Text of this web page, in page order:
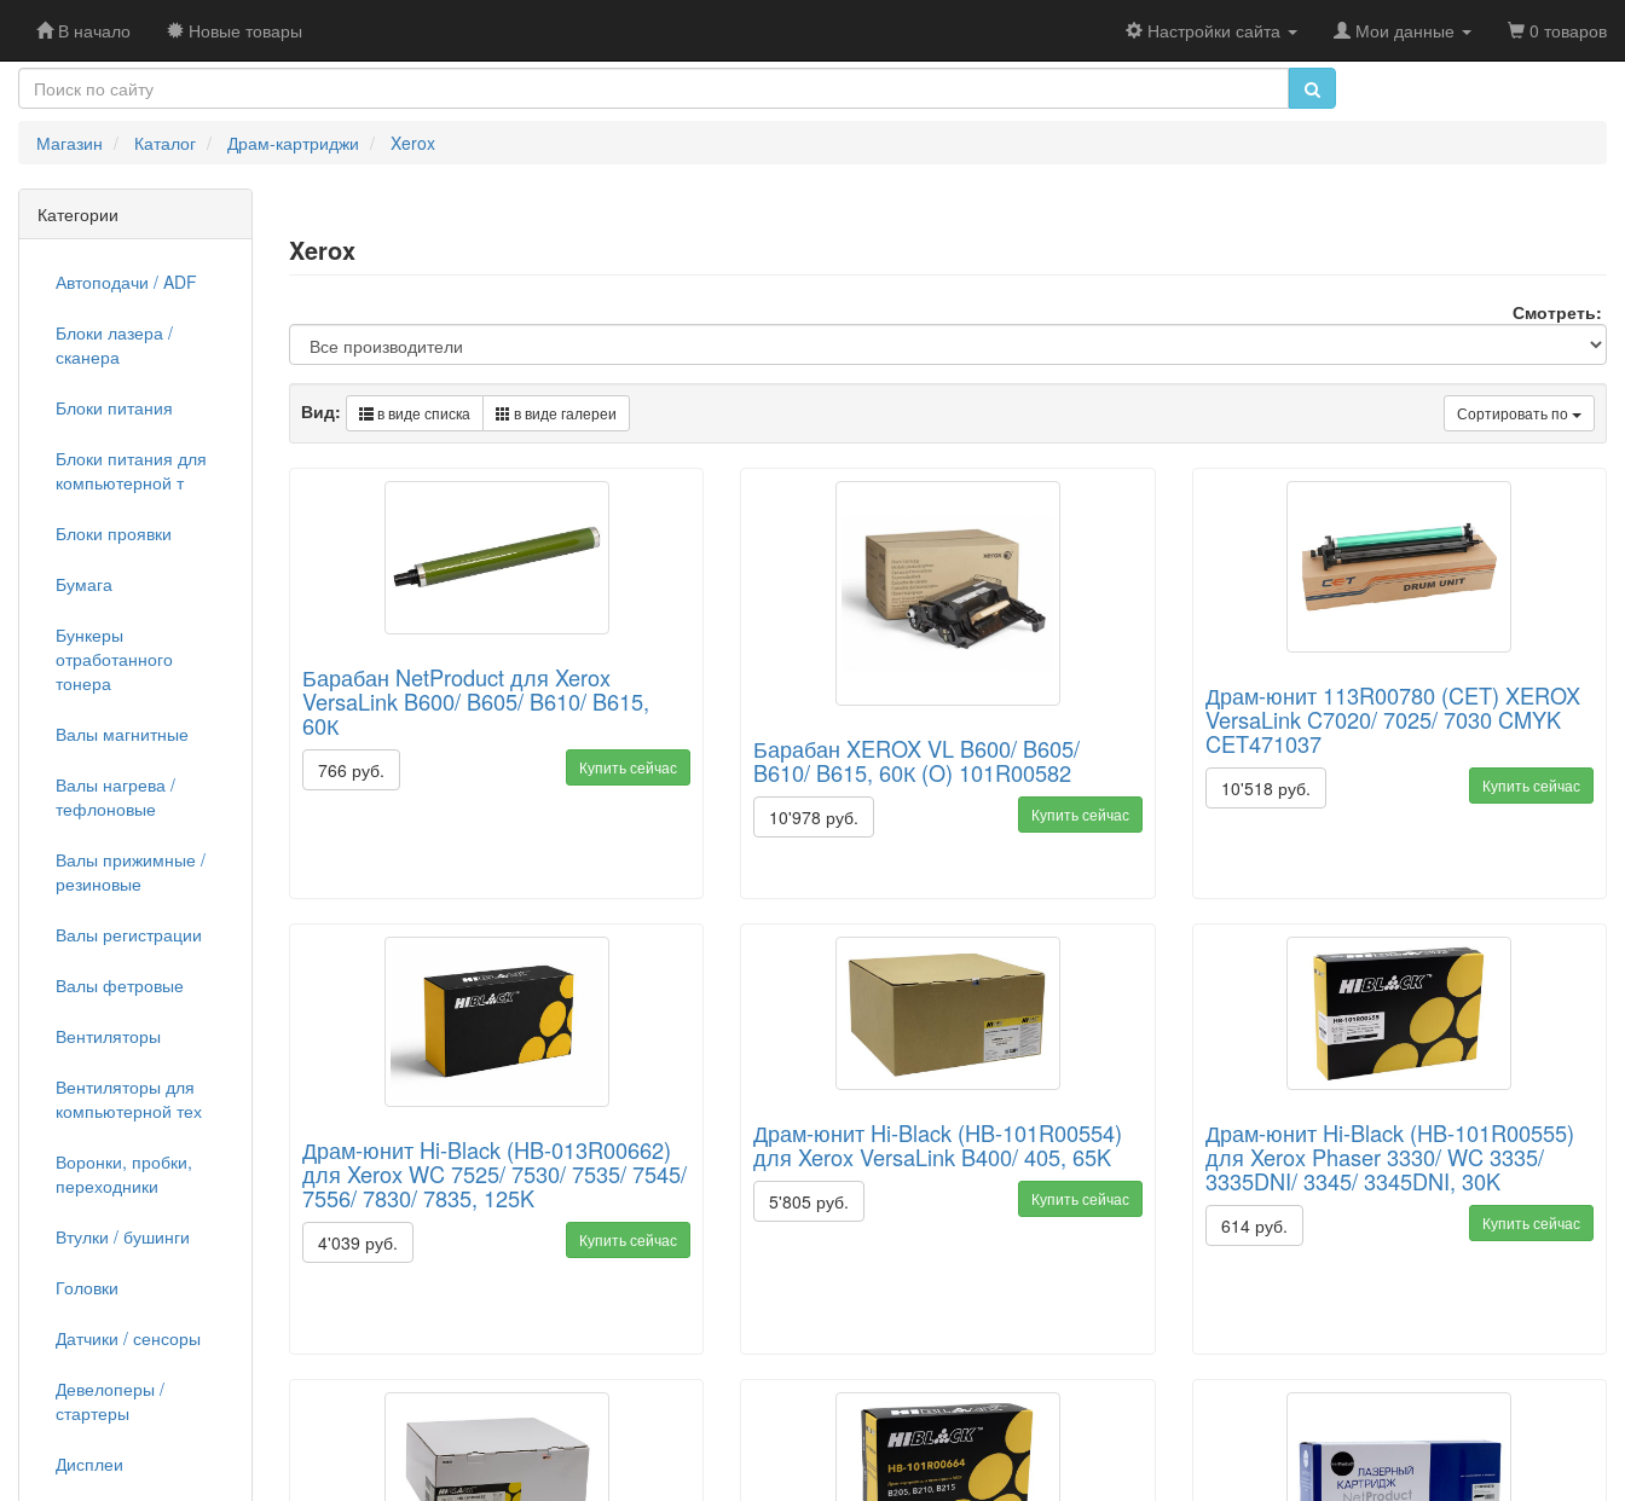
В начало Новые товары Настройки сайта Мои данные 0 товаров
Магазин Каталог Драм-картриджи Xerox
Xerox
Смотреть:
Сортировать по
Вид: в виде списка в виде галереи
Барабан NetProduct для Xerox
VersaLink B600/ B605/ B610/ B615,
60К
766 руб. Купить сейчас
Барабан XEROX VL B600/ B605/
B610/ B615, 60К (O) 101R00582
10'978 руб. Купить сейчас
Драм-юнит 113R00780 (CET) XEROX
VersaLink C7020/ 7025/ 7030 CMYK
CET471037
10'518 руб. Купить сейчас
Драм-юнит Hi-Black (HB-013R00662)
для Xerox WC 7525/ 7530/ 7535/ 7545/
7556/ 7830/ 7835, 125K
4'039 руб. Купить сейчас
Драм-юнит Hi-Black (HB-101R00554)
для Xerox VersaLink B400/ 405, 65K
5'805 руб. Купить сейчас
Драм-юнит Hi-Black (HB-101R00555)
для Xerox Phaser 3330/ WC 3335/
3335DNI/ 3345/ 3345DNI, 30K
614 руб. Купить сейчас
Категории
Автоподачи / ADF
Блоки лазера /
сканера
Блоки питания
Блоки питания для
компьютерной т
Блоки проявки
Бумага
Бункеры
отработанного
тонера
Валы магнитные
Валы нагрева /
тефлоновые
Валы прижимные /
резиновые
Валы регистрации
Валы фетровые
Вентиляторы
Вентиляторы для
компьютерной тех
Воронки, пробки,
переходники
Втулки / бушинги
Головки
Датчики / сенсоры
Девелоперы /
стартеры
Дисплеи